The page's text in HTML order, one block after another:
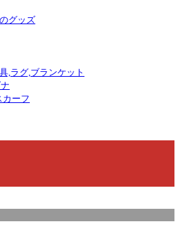
グッズ
,ラグ,ブランケット
カーフ